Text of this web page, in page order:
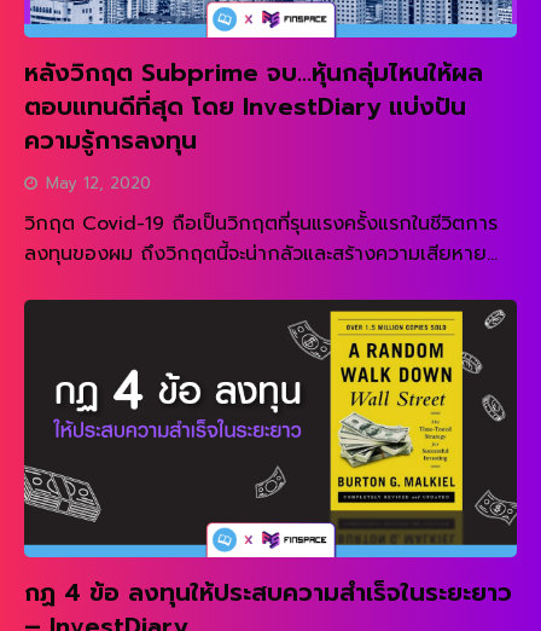
หลังวิกฤต Subprime จบ…หุ้นกลุ่มไหนให้ผล
ตอบแทนดีที่สุด โดย InvestDiary แบ่งปัน
ความรู้การลงทุน
May 12, 2020
วิกฤต Covid-19 ถือเป็นวิกฤตที่รุนแรงครั้งแรกในชีวิตการ
ลงทุนของผม ถึงวิกฤตนี้จะน่ากลัวและสร้างความเสียหาย
ยาวนาน เพราะนี่ถือเป็นโอกาสทองที่จะทำให้ผมสามารถสร้าง
ผลตอบแทนได้มากกว่าปกติ ผมถือเงินสดไว้ส่วนหนึ่งของ
พอร์ตเสมอในช่วงก่อนเกิดวิกฤตครั้งนี้ เนื่องจากผมเชื่อว่า
ระยะเวลาได้ผ่านมายาวนานอย่างมากจากวิกฤตใหญ่ครั้ง
ก่อนเมื่อ 12 ปีที่แล้ว รวมกับการที่ตลาดหุ้นค่อนข้างแพง การ
หาโอกาสการลงทุนที่สามารถสร้างผลตอบแทนเริ่มลดน้อยลง
แม้แต่โรงไฟฟ้าที่โดยปกติแล้วไม่ใช่ธุรกิจที่ดีมากนักและควรมี
Premium ต่ำ กลับสามารถเทรดกันที่ราคาสูง PE 50 – 100
[…]
กฏ 4 ข้อ ลงทุนให้ประสบความสำเร็จในระยะยาว